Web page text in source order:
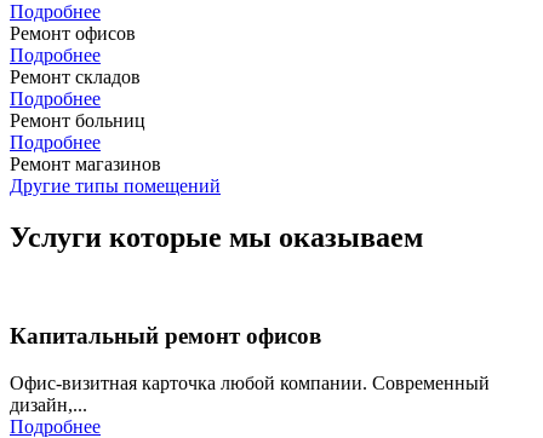
Подробнее
Ремонт офисов
Подробнее
Ремонт складов
Подробнее
Ремонт больниц
Подробнее
Ремонт магазинов
Другие типы помещений
Услуги которые мы оказываем
Капитальный ремонт офисов
Офис-визитная карточка любой компании. Современный
дизайн,...
Подробнее